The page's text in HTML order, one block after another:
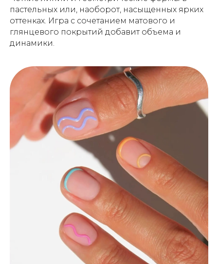
пастельных или, наоборот, насыщенных ярких
оттенках. Игра с сочетанием матового и
глянцевого покрытий добавит объема и
динамики.